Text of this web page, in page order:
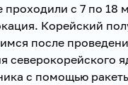
с 7 по 18
Корейский
после
северокорейского
с помощью